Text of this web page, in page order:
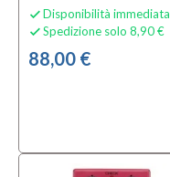
 Disponibilità immediata
 Spedizione solo 8,90 €
88,00 €